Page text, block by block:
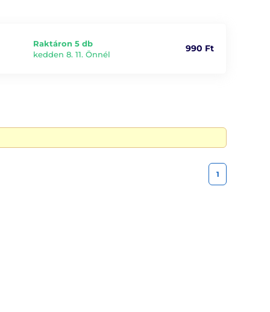
Raktáron 5 db
kedden 8. 11. Önnél
990 Ft
1